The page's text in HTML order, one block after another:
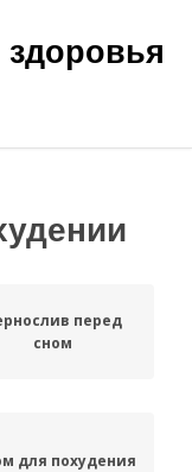
перед
сном
для похудения